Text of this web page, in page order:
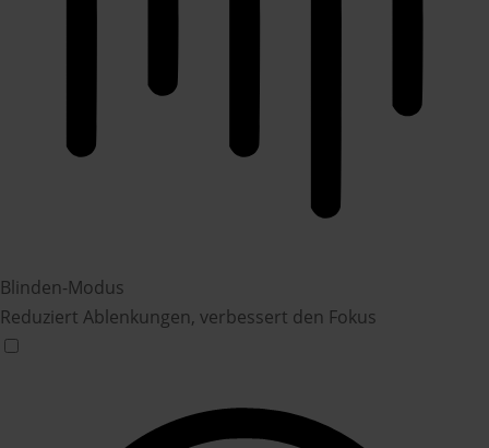
Blinden-Modus
Reduziert Ablenkungen, verbessert den Fokus